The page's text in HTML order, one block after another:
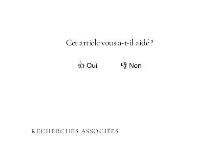
Cet article vous a-t-il aidé ?
👍 Oui 👎 Non
RECHERCHES ASSOCIÉES